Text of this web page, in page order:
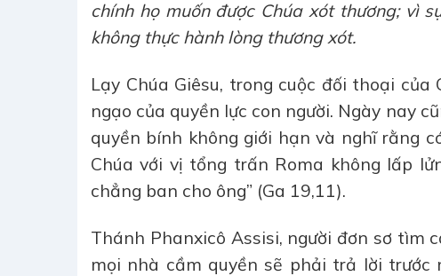
chính họ muốn được Chúa xót thương; vì
không thực hành lòng thương xót.
Lạy Chúa Giêsu, trong cuộc đối thoại
ngạo của quyền lực con người. Ngày nay
quyền bính không giới hạn và nghĩ rằng
Chúa với vị tổng trấn Roma không lấp
chẳng ban cho ông” (Ga 19,11).
Thánh Phanxicô Assisi, người đơn sơ tìm
mọi nhà cầm quyền sẽ phải trả lời trước